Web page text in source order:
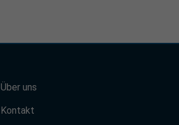
Über uns
Kontakt